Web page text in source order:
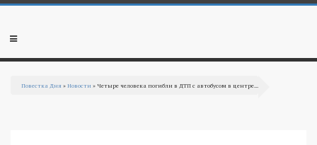
Перейти к основному содержанию
Мобильное
Повестка Дня »Новости » Четыре человека погибли в ДТП с автобусом в центре...